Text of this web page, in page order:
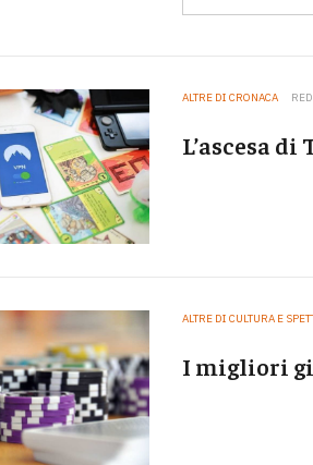
ALTRE DI CRONACA
L’ascesa
ALTRE DI CULTURA E
I migliori